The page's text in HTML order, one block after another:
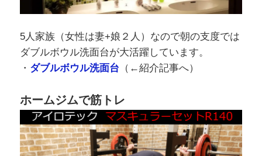
5人家族（女性は妻+娘２人）なので朝の支度では
ダブルボウル洗面台が大活躍しています。
・ ダブルボウル洗面台 （←紹介記事へ）
ホームジムで筋トレ